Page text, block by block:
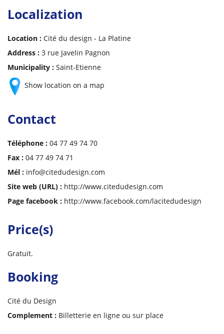
Localization
Location : Cité du design - La Platine
Address : 3 rue Javelin Pagnon
Municipality : Saint-Etienne
Show location on a map
Contact
Téléphone : 04 77 49 74 70
Fax : 04 77 49 74 71
Mél : info@citedudesign.com
Site web (URL) : http://www.citedudesign.com
Page facebook : http://www.facebook.com/lacitedudesign
Price(s)
Gratuit.
Booking
Cité du Design
Complement : Billetterie en ligne ou sur place